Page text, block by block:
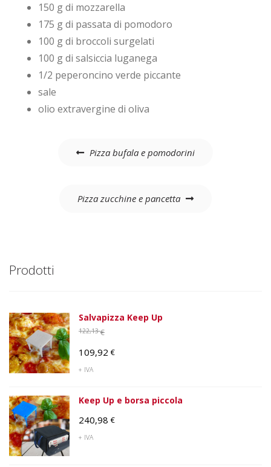
150 g di mozzarella
175 g di passata di pomodoro
100 g di broccoli surgelati
100 g di salsiccia luganega
1/2 peperoncino verde piccante
sale
olio extravergine di oliva
Pizza bufala e pomodorini
Pizza zucchine e pancetta
Prodotti
Salvapizza Keep Up
122,13€
era:
109,92 €
Il
attuale
è:
109,92 €.
+ IVA
Keep Up e borsa piccola
240,98 €
+ IVA